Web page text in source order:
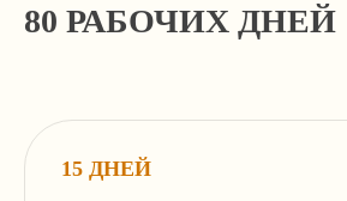
80 РАБОЧИХ ДНЕЙ
15 ДНЕЙ
г. Москва, ул. Новая Басманная, д.
Телеграм-канал учредителя